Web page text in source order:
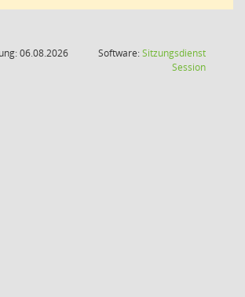
06.08.2026
Software:Sitzungsdienst
Session(Wird in